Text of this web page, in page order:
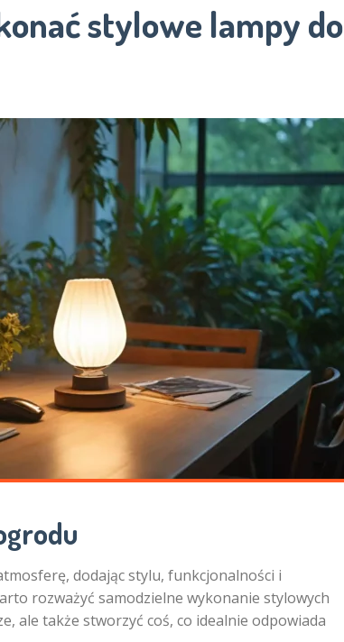
stylowe lampy do
dodając stylu, funkcjonalności i
rozważyć samodzielne wykonanie stylowych
ale także stworzyć coś, co idealnie odpowiada